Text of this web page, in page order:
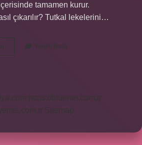
tamamen kurur.
çıkarılır? Tutkal lekelerini…
Tutkalı
Yorum Bırak
https://bluenet.com.tr
Sitemap